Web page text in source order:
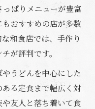
ぱりメニューが豊富
おすすめの店が多数
和食店では、手作り
が評判です。
うどんを中心にした
る定食まで幅広く対
友人と落ち着いて食